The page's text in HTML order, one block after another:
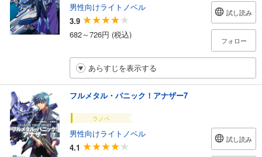
男性向けライトノベル
3.9
682～726円 (税込)
試し読み
フォロー
あらすじを表示する
フルメタル・パニック！アナザー7
ラノベ
男性向けライトノベル
4.1
試し読み